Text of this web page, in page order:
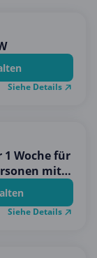
Siehe Details
1 Woche für
mit
59%
Siehe Details